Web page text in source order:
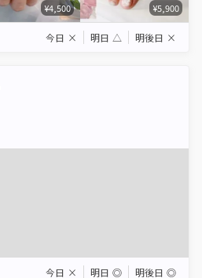
¥4,500 ¥5,900
今日 × 明日 △ 明後日 ×
今日 × 明日 ◎ 明後日 ◎